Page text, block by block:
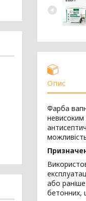
Опис
Фарба
невисоким
або
бетонних,